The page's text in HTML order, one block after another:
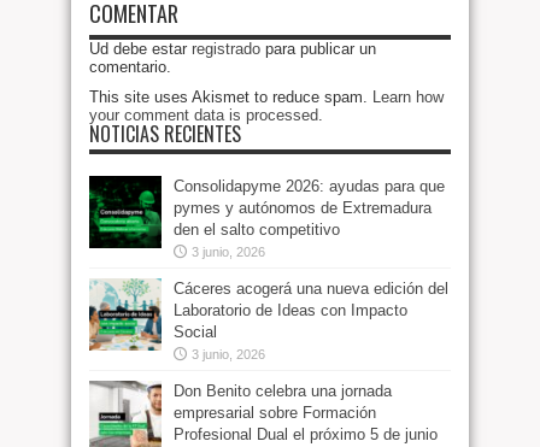
COMENTAR
Ud debe estar registrado para publicar un
comentario.
This site uses Akismet to reduce spam. Learn how
your comment data is processed
NOTICIAS RECIENTES
Consolidapyme 2026: ayudas para que
pymes y autónomos de Extremadura
den el salto competitivo
3 junio, 2026
Cáceres acogerá una nueva edición del
Laboratorio de Ideas con Impacto
Social
3 junio, 2026
Don Benito celebra una jornada
empresarial sobre Formación
Profesional Dual el próximo 5 de junio